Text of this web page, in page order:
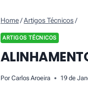
Home/Artigos Técnicos/
ARTIGOS TÉCNICOS
Por Carlos Aroeira 19 de